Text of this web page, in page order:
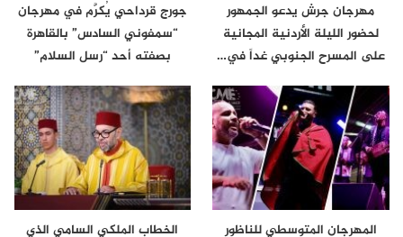
مهرجان جرش يدعو الجمهور
لحضور الليلة الأردنية المجانية
على المسرح الجنوبي غداً في…
جورج قرداحي يُكرَّم في مهرجان
“سمفوني السادس” بالقاهرة
بصفته أحد “رسل السلام”
المهرجان المتوسطي للناظور
الخطاب الملكي السامي الذي